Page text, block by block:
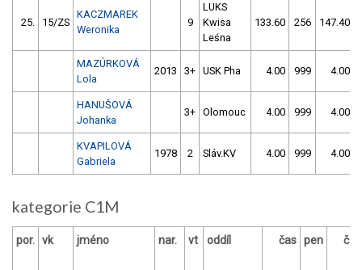
25. 15/ZS
KACZMAREK
Weronika
9
LUKS
Kwisa
Leśna
133.60 256 147.40
MAZÚRKOVÁ
Lola
2013 3+ USK Pha 4.00 999 4.00
HANUŠOVÁ
Johanka
3+ Olomouc 4.00 999 4.00
KVAPILOVÁ
Gabriela
1978 2 Sláv.KV 4.00 999 4.00
kategorie C1M
por. vk jméno nar. vt oddíl čas pen čas